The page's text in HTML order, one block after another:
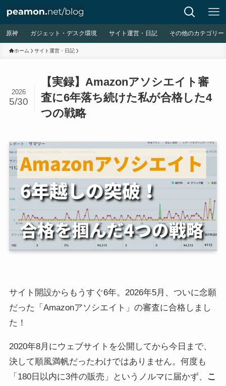
原神 ガジェット・デスク環境 サイト運営・日記 その他のカテゴリー
ホーム サイト運営・日記
【実録】Amazonアソシエイト審
査に6年落ち続けた私が合格した4
つの戦略
2026
5/30
サイト開設からもうすぐ6年。2026年5月、ついに念願
だった「Amazonアソシエイト」の審査に合格しまし
た！
2020年8月にウェブサイトを公開してから今日まで、
決して順風満帆だったわけではありません。何度も
「180日以内に3件の販売」というノルマに届かず、
こ